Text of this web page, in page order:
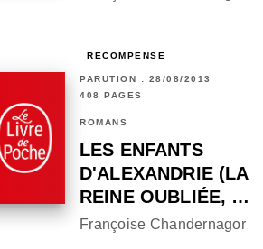
RÉCOMPENSÉ
PARUTION : 28/08/2013
408 PAGES
ROMANS
LES ENFANTS
D'ALEXANDRIE (LA
REINE OUBLIÉE, …
Françoise Chandernagor